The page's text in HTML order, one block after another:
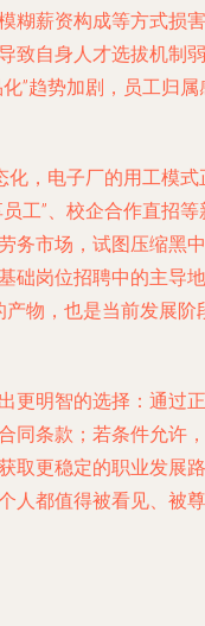
糊薪资构成等方式损害
致自身人才选拔机制弱
”趋势加剧，员工归属
化，电子厂的用工模式
工”、校企合作直招等
务市场，试图压缩黑中
础岗位招聘中的主导地
物，也是当前发展阶
更明智的选择：通过正
同条款；若条件允许，
取更稳定的职业发展路
人都值得被看见、被尊